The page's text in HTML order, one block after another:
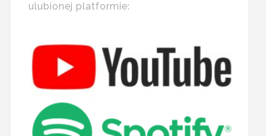
ulubionej platformie: